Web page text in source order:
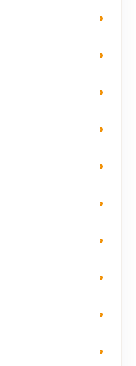
›
›
›
›
›
›
›
›
›
›